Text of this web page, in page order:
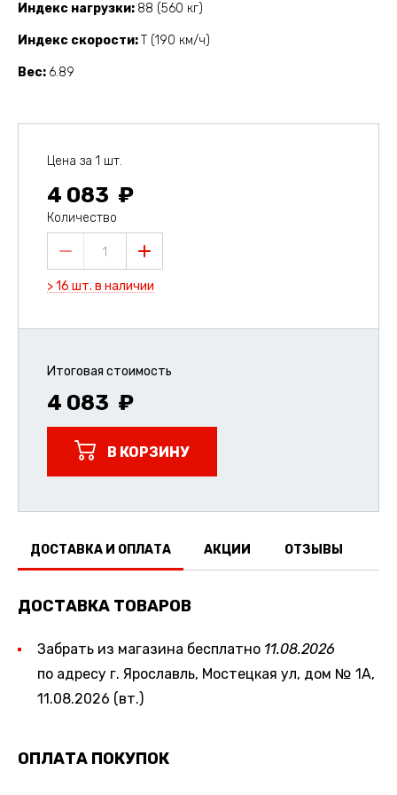
Индекс нагрузки 88 (560 кг)
Индекс скорости T (190 км/ч)
Вес 6.89
Цена за 1 шт.
4 083
Количество
1
> 16 шт. в наличии
Итоговая стоимость
4 083
В КОРЗИНУ
ДОСТАВКА И ОПЛАТА АКЦИИ ОТЗЫВЫ
ДОСТАВКА ТОВАРОВ
Забрать из магазина бесплатно 11.08.2026
по адресу г. Ярославль, Мостецкая ул, дом № 1А,
11.08.2026 (вт.)
ОПЛАТА ПОКУПОК